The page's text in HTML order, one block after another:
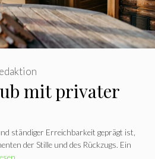
mit privater
ständiger Erreichbarkeit geprägt ist,
der Stille und des Rückzugs. Ein